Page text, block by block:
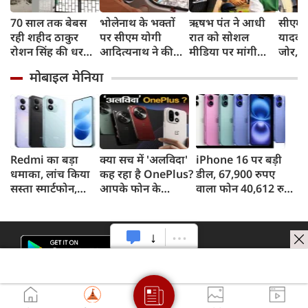
70 साल तक बेबस
रही शहीद ठाकुर
रोशन सिंह की धरती,
मिटा दिया तीन
पीढ़ियों का दर्द
भोलेनाथ के भक्तों
पर सीएम योगी
आदित्यनाथ ने की
ऋषभ पंत ने आधी
रात को सोशल
मीडिया पर मांगी
धामी ने बढ़ाया मदद
का हाथ
सीएम
यादव
जोर,
लिए
सरकार
मोबाइल मेनिया
Redmi का बड़ा
धमाका, लांच किया
सस्ता स्मार्टफोन,
क्या सच में 'अलविदा'
कह रहा है OnePlus?
आपके फोन के
iPhone 16 पर बड़ी
डील, 67,900 रुपए
वाला फोन 40,612 रुपए